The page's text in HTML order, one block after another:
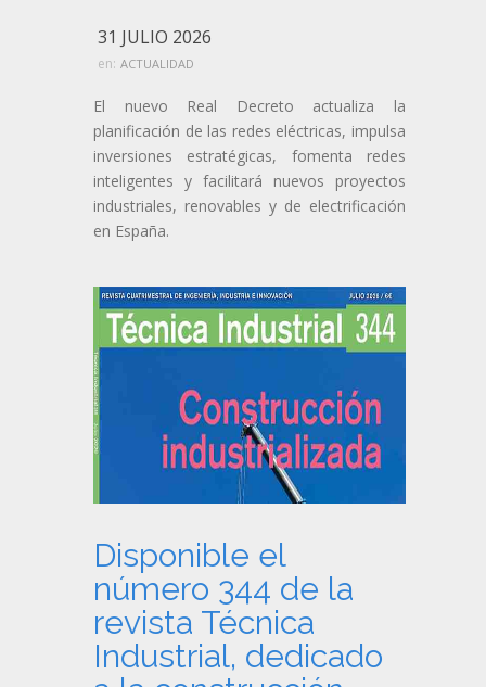
31 JULIO 2026
en: ACTUALIDAD
El nuevo Real Decreto actualiza la
planificación de las redes eléctricas, impulsa
inversiones estratégicas, fomenta redes
inteligentes y facilitará nuevos proyectos
industriales, renovables y de electrificación
en España.
Disponible el
número 344 de la
revista Técnica
Industrial, dedicado